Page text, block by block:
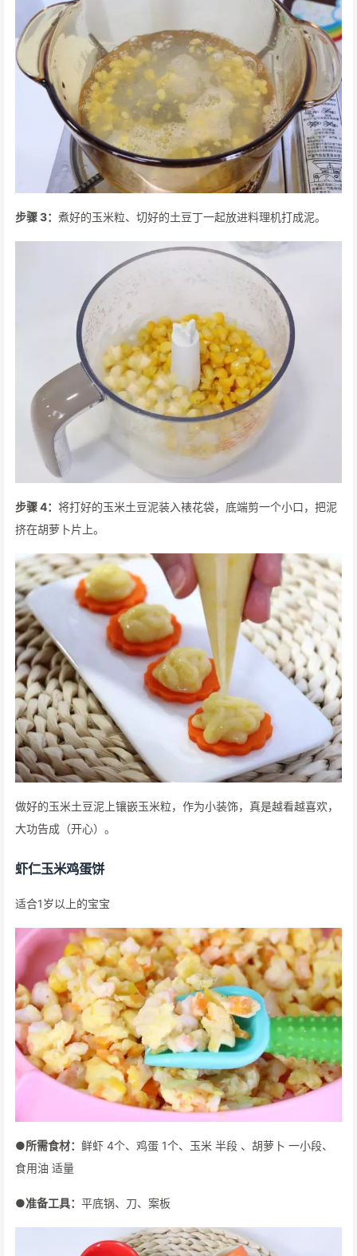
步骤 3： 煮好的玉米粒、切好的土豆丁一起放进料理机打成泥。
步骤 4： 将打好的玉米土豆泥装入裱花袋，底端剪一个小口，把泥
挤在胡萝卜片上。
做好的玉米土豆泥上镶嵌玉米粒，作为小装饰，真是越看越喜欢，
大功告成（开心）。
虾仁玉米鸡蛋饼
适合1岁以上的宝宝
●所需食材： 鲜虾 4个、鸡蛋 1个、玉米 半段 、胡萝卜 一小段、
食用油 适量
●准备工具： 平底锅、刀、案板